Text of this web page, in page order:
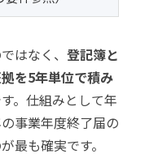
はなく、 登記簿と
を5年単位で積み
。仕組みとして年
事業年度終了届の
最も確実です。